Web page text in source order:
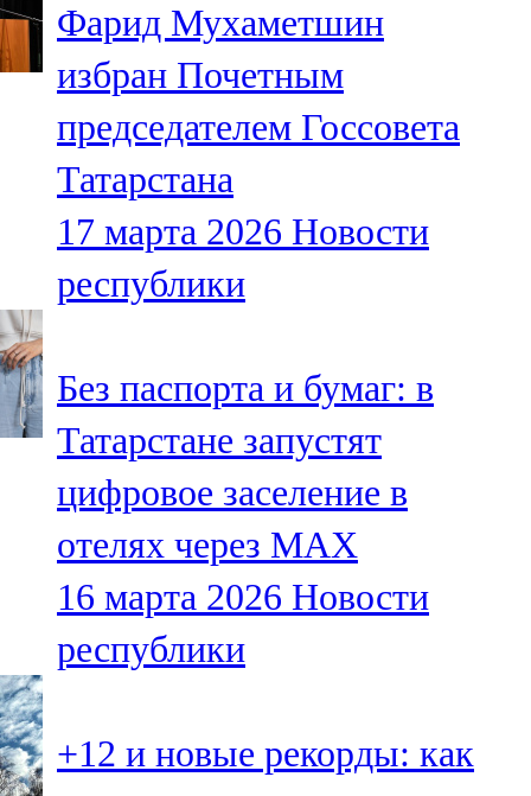
Чирмешән
107,7 FM
Чистай
103,0 FM
Чүпрәле
91,0 FM
102,3 FM
Яңа чишмә
107,0 FM
Яр Чаллы
105,5 FM
Фарид Мухаметшин
избран Почетным
председателем Госсовета
Татарстана
17 марта 2026 Новости
республики
Без паспорта и бумаг: в
Татарстане запустят
цифровое заселение в
отелях через MAX
16 марта 2026 Новости
республики
+12 и новые рекорды: как